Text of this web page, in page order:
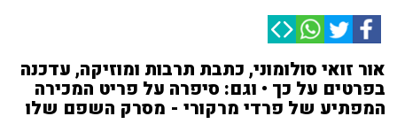
אור זואי סולומוני, כתבת תרבות ומוזיקה, עדכנה
בפרטים על כך • וגם: סיפרה על פריט המכירה
המפתיע של פרדי מרקורי - מסרק השפם שלו